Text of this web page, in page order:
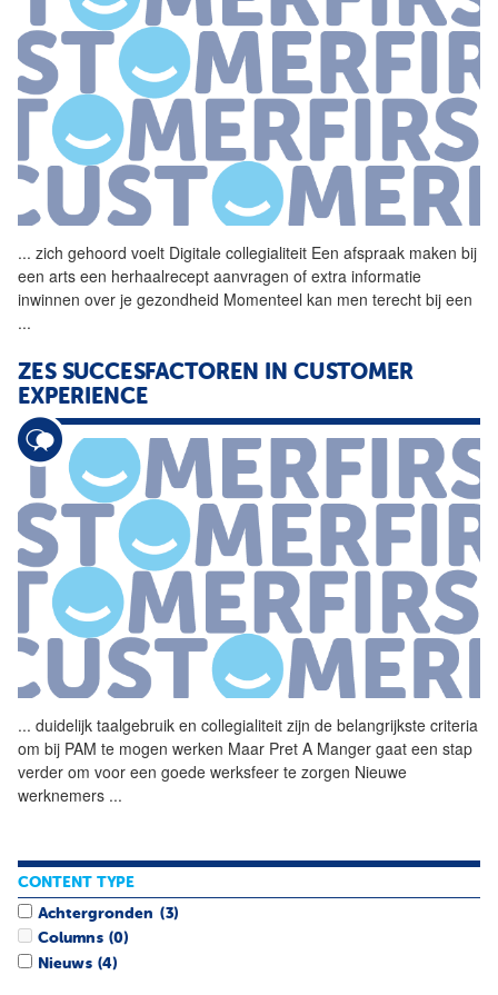
... zich gehoord voelt Digitale collegialiteit Een afspraak maken bij
een arts een herhaalrecept aanvragen of extra informatie
inwinnen over je gezondheid Momenteel kan men terecht bij een
...
ZES SUCCESFACTOREN IN CUSTOMER
EXPERIENCE
... duidelijk taalgebruik en collegialiteit zijn de belangrijkste criteria
om bij PAM te mogen werken Maar Pret A Manger gaat een stap
verder om voor een goede werksfeer te zorgen Nieuwe
werknemers ...
CONTENT TYPE
Achtergronden (3)
Columns (0)
Nieuws (4)